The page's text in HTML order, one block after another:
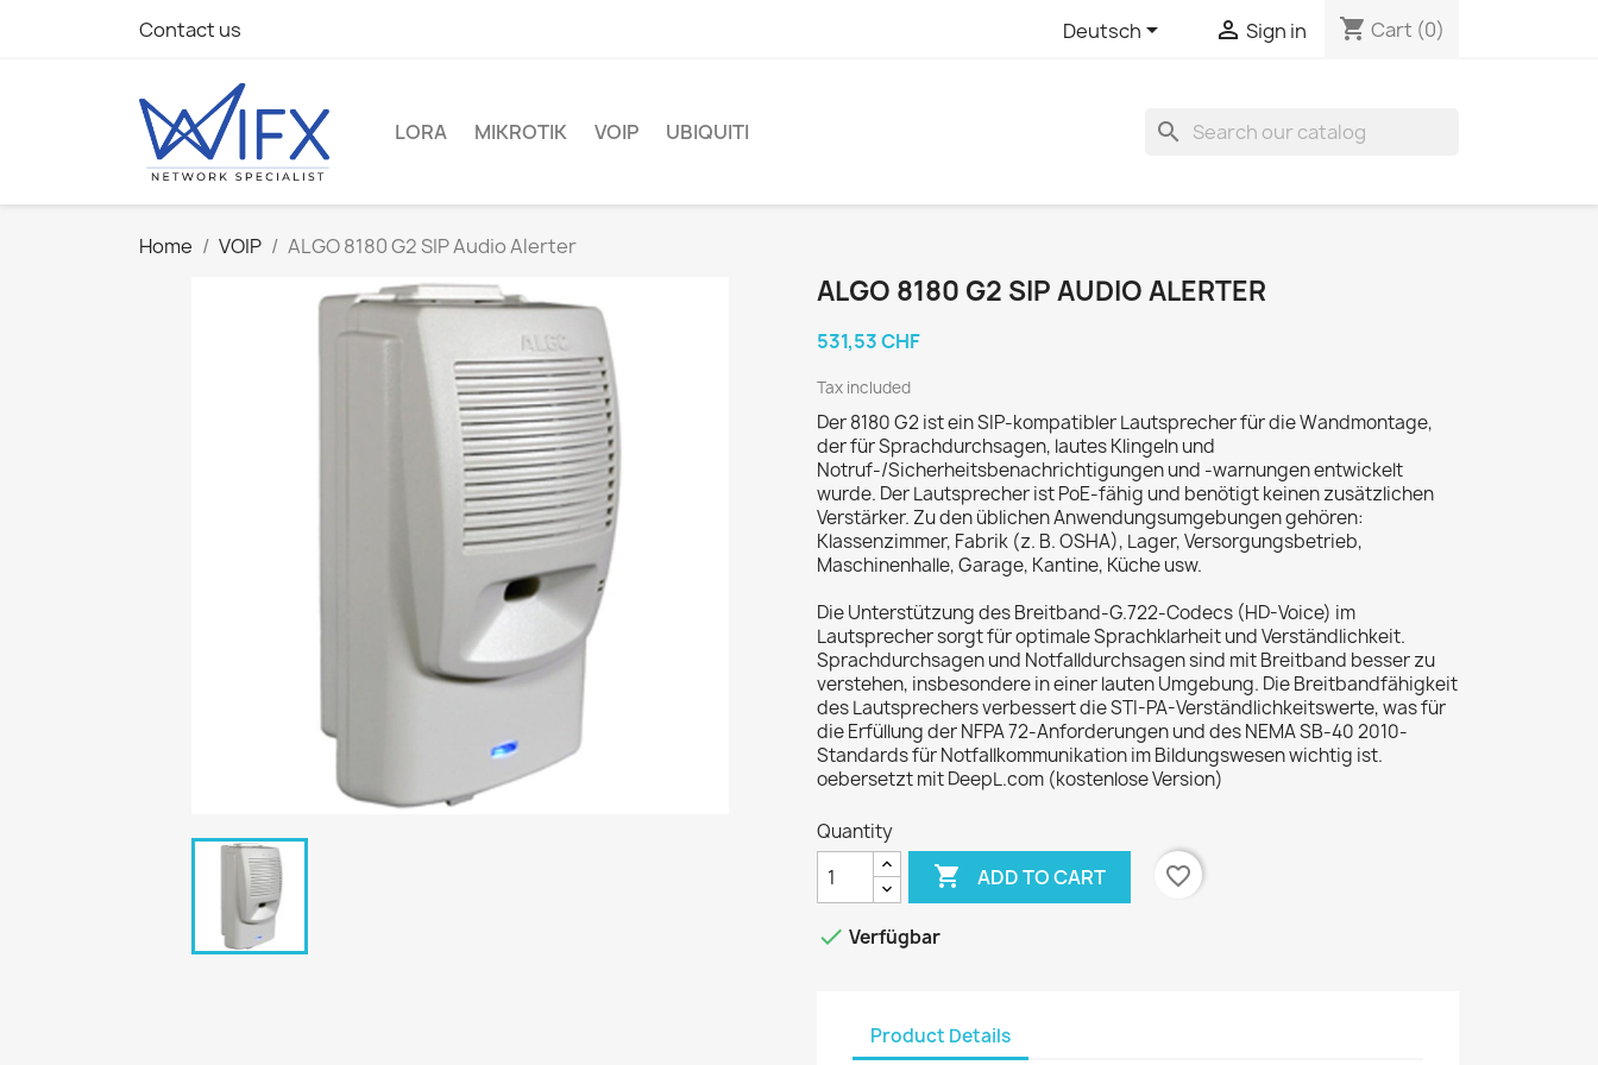
Contact us Deutsch  Sign in shopping_cart Cart (0)
LORA MIKROTIK VOIP UBIQUITI search
Home VOIP ALGO 8180 G2 SIP Audio Alerter
ALGO 8180 G2 SIP AUDIO ALERTER
531,53 CHF
Tax included
Der 8180 G2 ist ein SIP-kompatibler Lautsprecher für die Wandmontage,
der für Sprachdurchsagen, lautes Klingeln und
Notruf-/Sicherheitsbenachrichtigungen und -warnungen entwickelt
wurde. Der Lautsprecher ist PoE-fähig und benötigt keinen zusätzlichen
Verstärker. Zu den üblichen Anwendungsumgebungen gehören:
Klassenzimmer, Fabrik (z. B. OSHA), Lager, Versorgungsbetrieb,
Maschinenhalle, Garage, Kantine, Küche usw.
Die Unterstützung des Breitband-G.722-Codecs (HD-Voice) im
Lautsprecher sorgt für optimale Sprachklarheit und Verständlichkeit.
Sprachdurchsagen und Notfalldurchsagen sind mit Breitband besser zu
verstehen, insbesondere in einer lauten Umgebung. Die Breitbandfähigkeit
des Lautsprechers verbessert die STI-PA-Verständlichkeitswerte, was für
die Erfüllung der NFPA 72-Anforderungen und des NEMA SB-40 2010-
Standards für Notfallkommunikation im Bildungswesen wichtig ist.
oebersetzt mit DeepL.com (kostenlose Version)
Quantity
 ADD TO CART favorite_border
 Verfügbar
Product Details